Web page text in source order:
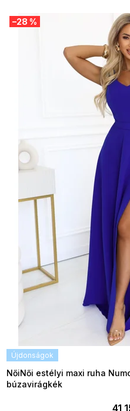
Újdonságok
–28 %
NőiNői estélyi maxi ruha
búzavirágkék
41